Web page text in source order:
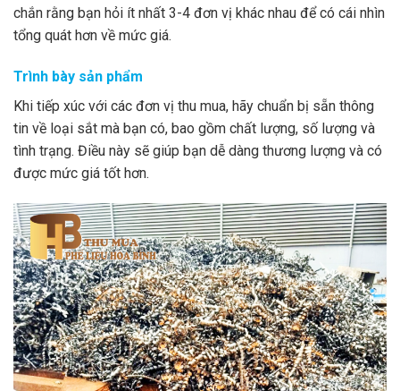
chắn rằng bạn hỏi ít nhất 3-4 đơn vị khác nhau để có cái nhìn
tổng quát hơn về mức giá.
Trình bày sản phẩm
Khi tiếp xúc với các đơn vị thu mua, hãy chuẩn bị sẵn thông
tin về loại sắt mà bạn có, bao gồm chất lượng, số lượng và
tình trạng. Điều này sẽ giúp bạn dễ dàng thương lượng và có
được mức giá tốt hơn.